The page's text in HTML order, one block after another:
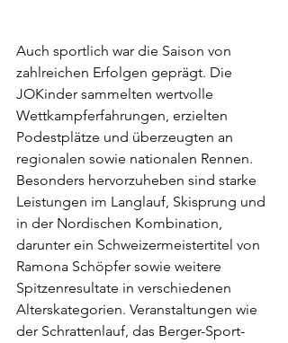
Auch sportlich war die Saison von
zahlreichen Erfolgen geprägt. Die
JOKinder sammelten wertvolle
Wettkampferfahrungen, erzielten
Podestplätze und überzeugten an
regionalen sowie nationalen Rennen.
Besonders hervorzuheben sind starke
Leistungen im Langlauf, Skisprung und
in der Nordischen Kombination,
darunter ein Schweizermeistertitel von
Ramona Schöpfer sowie weitere
Spitzenresultate in verschiedenen
Alterskategorien. Veranstaltungen wie
der Schrattenlauf, das Berger-Sport-